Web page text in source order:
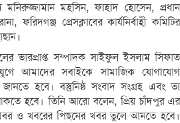
মনিরুজ্জামান মহসিন, ফাহাদ হোসেন, প্রধান
ফরিদগঞ্জ প্রেসক্লাবের কার্যনির্বাহী কমিটির
ভারপ্রাপ্ত সম্পাদক সাইফুল ইসলাম সিফাত
আমাদের সবাইকে সামাজিক যোগাযোগ
হবে। বস্তুনিষ্ঠ সংবাদ সংগ্রহ এবং তা
হবে। তিনি আরো বলেন, প্রিয় চাঁদপুর এর
খবর ও খবরের পিছনের খবর তুলে আনতে হবে।